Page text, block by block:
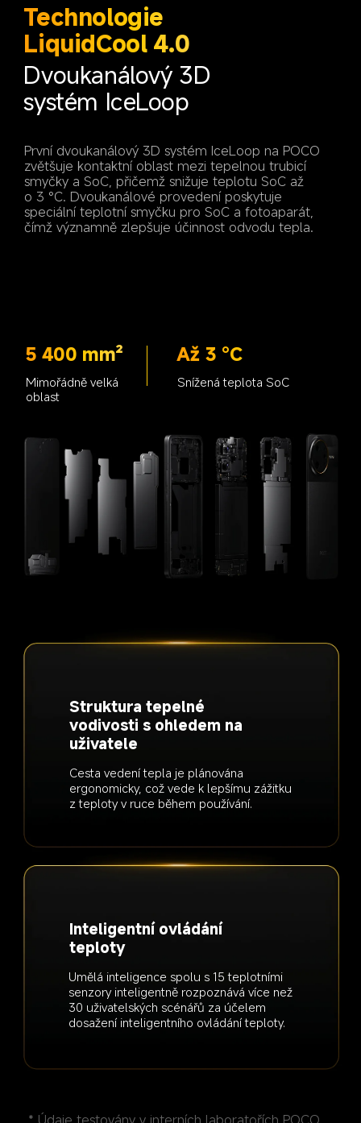
Technologie
LiquidCool 4.0
Dvoukanálový 3D
systém IceLoop
První dvoukanálový 3D systém IceLoop na POCO
zvětšuje kontaktní oblast mezi tepelnou trubicí
smyčky a SoC, přičemž snižuje teplotu SoC až
o 3 °C. Dvoukanálové provedení poskytuje
speciální teplotní smyčku pro SoC a fotoaparát,
5 400 mm²
Mimořádně velká
oblast
Až 3 °C
Snížená teplota SoC
Struktura tepelné
vodivosti s ohledem na
uživatele
Cesta vedení tepla je plánována
ergonomicky, což vede k lepšímu zážitku
z teploty v ruce během používání.
Inteligentní ovládání
teploty
Umělá inteligence spolu s 15 teplotními
senzory inteligentně rozpoznává více než
30 uživatelských scénářů za účelem
dosažení inteligentního ovládání teploty.